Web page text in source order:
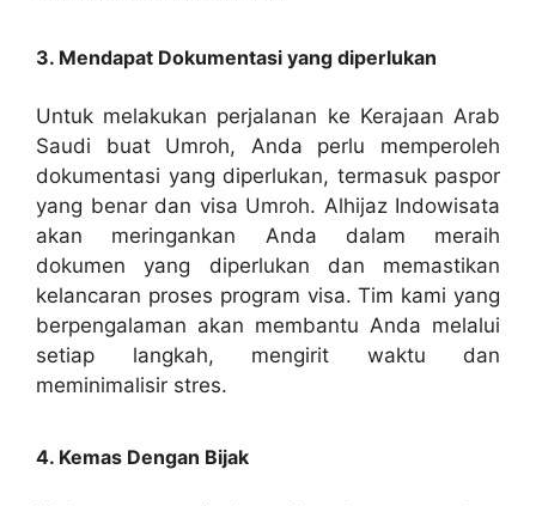
3. Mendapat Dokumentasi yang diperlukan
Untuk melakukan perjalanan ke Kerajaan Arab
Saudi buat Umroh, Anda perlu memperoleh
dokumentasi yang diperlukan, termasuk paspor
yang benar dan visa Umroh. Alhijaz Indowisata
akan meringankan Anda dalam meraih
dokumen yang diperlukan dan memastikan
kelancaran proses program visa. Tim kami yang
berpengalaman akan membantu Anda melalui
setiap langkah, mengirit waktu dan
meminimalisir stres.
4. Kemas Dengan Bijak